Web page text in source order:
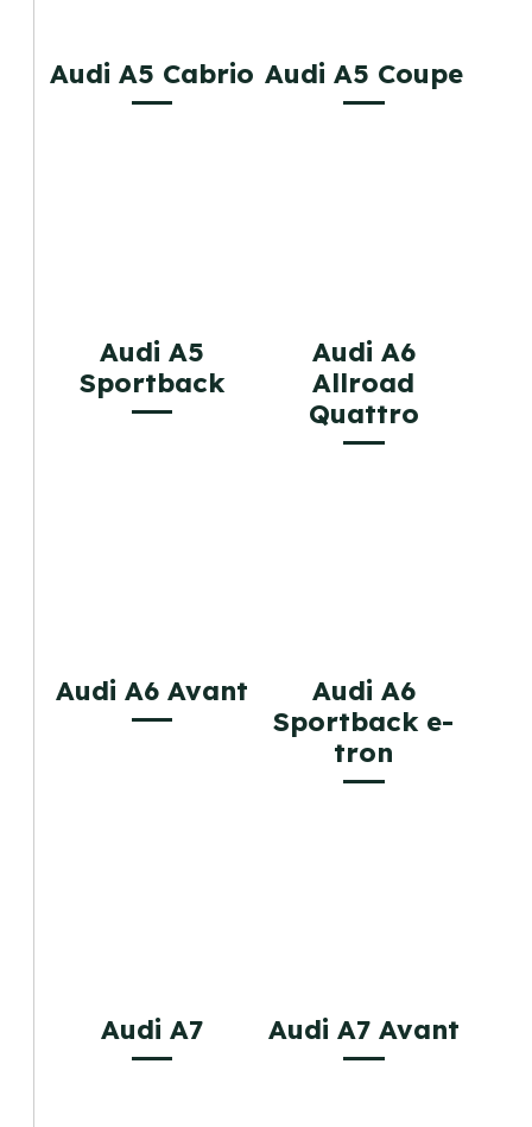
Audi A5 Cabrio Audi A5 Coupe
Audi A5
Sportback
Audi A6
Allroad
Quattro
Audi A6 Avant
Audi A6
Sportback e-
tron
Audi A7 Audi A7 Avant